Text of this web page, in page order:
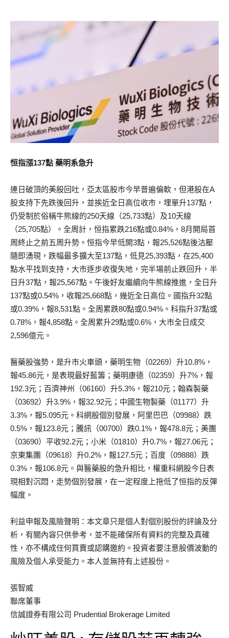
恒指漲137點 藥明系急升
連日破頂的美股回吐，亞太區股市今早普遍偏軟，但港股在A
股支持下先跌後回升，並挨近全日高位收市，埋單升137點，
仍受制於俗稱牛熊線的250天線（25,733點）及10天線
（25,705點）。全周計，恒指累跌216點或0.84%，8月開局首
周終止之前五周升勢。恒指今早低開3點，報25,526點後沽壓
隨即湧現，跌幅最多擴大至137點，低見25,393點，在25,400
點水平找到支持，大市逐步收復失地，完半場前止跌回升，半
日升37點，報25,567點。午後好友繼續向牛熊線推進，全日升
137點或0.54%，收報25,668點，幾近全日高位。國指升32點
或0.39%，報8,531點。全周累跌80點或0.94%。科指升37點或
0.78%，報4,858點。全周累升29點或0.6%，大市全日成交
2,596億元。
醫藥股強勢，是升市火車頭，藥明生物（02269）升10.8%，
報45.86元，是表現最好藍籌；藥明康德（02359）升7%，報
192.3元；百濟神州（06160）升5.3%，報210元；翰森製藥
（03692）升3.9%，報32.92元；中國生物製藥（01177）升
3.3%，報5.095元。科網股個別發展，阿里巴巴（09988）跌
0.5%，報123.8元；騰訊（00700）跌0.1%，報478.8元；美團
（03690）平收92.2元；小米（01810）升0.7%，報27.06元；
京東集團（09618）升0.2%，報127.5元；百度（09888）跌
0.3%，報106.8元。與醫藥股的急升相比，權重科網股今日表
現相對沉悶，走勢個別發展，在一定程度上拖低了恒指的反彈
幅度。
利益申報及風險聲明：本文章只是個人對個別股份的評論及分
析，有關內容只供參考，並不能確保所有資料的完整及真確
性，亦不構成任何買賣或認購邀約。投資者要注意股價波動的
風險及個人承受能力。本人並無持有上述股份。
張智威
聯席董事
信誠證券有限公司 Prudential Brokerage Limited